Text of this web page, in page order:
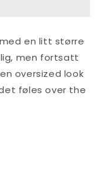
en litt større
men fortsatt
oversized look
føles over the